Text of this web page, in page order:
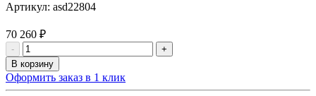
Артикул: asd22804
70 260 ₽
-
+
В корзину
Оформить заказ в 1 клик